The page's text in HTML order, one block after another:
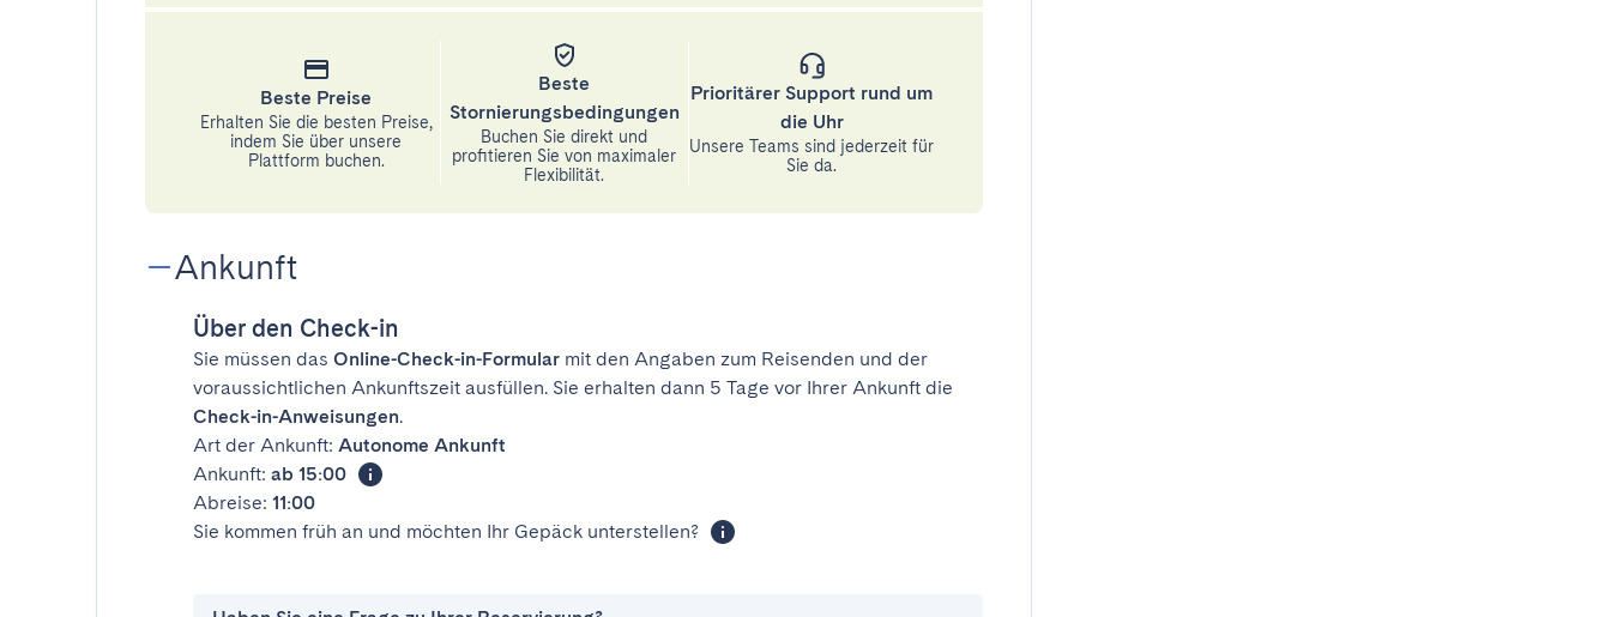
Beste Preise
Erhalten Sie die besten Preise,
indem Sie über unsere
Plattform buchen.
Beste
Stornierungsbedingungen
Buchen Sie direkt und
profitieren Sie von maximaler
Flexibilität.
Prioritärer Support rund um
die Uhr
Unsere Teams sind jederzeit für
Sie da.
Ankunft
Über den Check-in
Sie müssen das Online-Check-in-Formular mit den Angaben zum Reisenden und der
voraussichtlichen Ankunftszeit ausfüllen. Sie erhalten dann 5 Tage vor Ihrer Ankunft die
Check-in-Anweisungen.
Art der Ankunft: Autonome Ankunft
Ankunft: ab 15:00
Abreise: 11:00
Sie kommen früh an und möchten Ihr Gepäck unterstellen?